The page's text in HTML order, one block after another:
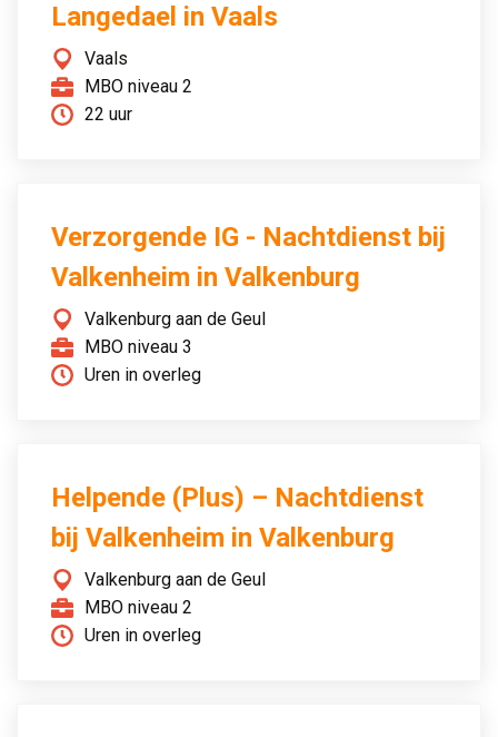
Langedael in Vaals
Vaals
MBO niveau 2
22 uur
Verzorgende IG - Nachtdienst bij
Valkenheim in Valkenburg
Valkenburg aan de Geul
MBO niveau 3
Uren in overleg
Helpende (Plus) – Nachtdienst
bij Valkenheim in Valkenburg
Valkenburg aan de Geul
MBO niveau 2
Uren in overleg